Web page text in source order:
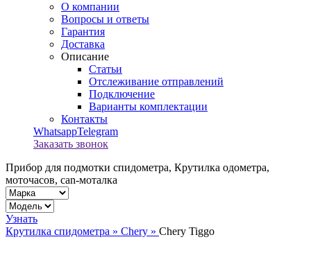
О компании
Вопросы и ответы
Гарантия
Доставка
Описание
Статьи
Отслеживание отправлений
Подключение
Варианты комплектации
Контакты
WhatsappTelegram
Заказать звонок
Прибор для подмотки спидометра, Крутилка одометра,
моточасов, can-моталка
Узнать
Крутилка спидометра » Chery » Chery Tiggo